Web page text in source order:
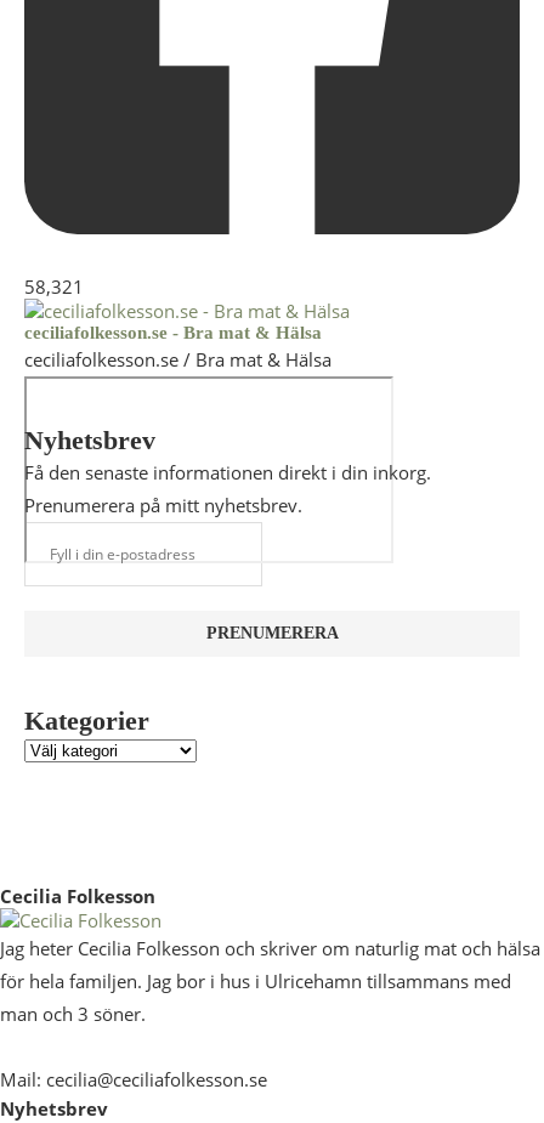
58,321
ceciliafolkesson.se - Bra mat & Hälsa
ceciliafolkesson.se / Bra mat & Hälsa
Nyhetsbrev
Få den senaste informationen direkt i din inkorg.
Prenumerera på mitt nyhetsbrev.
Kategorier
Cecilia Folkesson
Jag heter Cecilia Folkesson och skriver om naturlig mat och hälsa
för hela familjen. Jag bor i hus i Ulricehamn tillsammans med
man och 3 söner.
Mail: cecilia@ceciliafolkesson.se
Nyhetsbrev